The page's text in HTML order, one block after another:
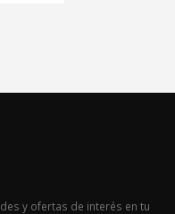
y ofertas de interés en tu